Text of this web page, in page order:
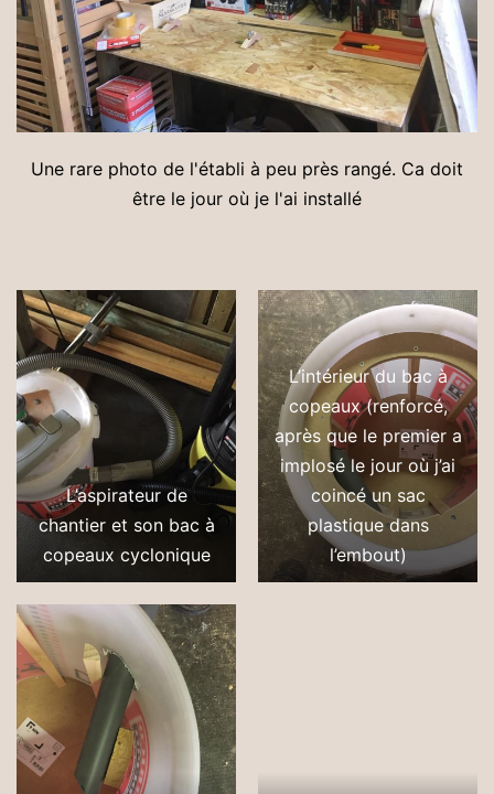
Une rare photo de l'établi à peu près rangé. Ca doit
être le jour où je l'ai installé
L’aspirateur de
chantier et son bac à
copeaux cyclonique
L’intérieur du bac à
copeaux (renforcé,
après que le premier a
implosé le jour où j’ai
coincé un sac
plastique dans
l’embout)